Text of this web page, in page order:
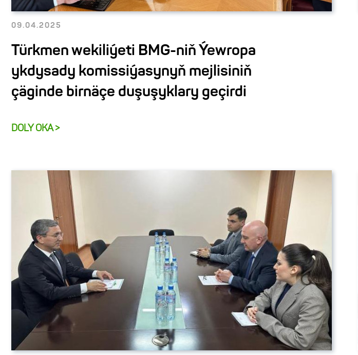
09.04.2025
Türkmen wekiliýeti BMG-niň Ýewropa
ykdysady komissiýasynyň mejlisiniň
çäginde birnäçe duşuşyklary geçirdi
DOLY OKA >